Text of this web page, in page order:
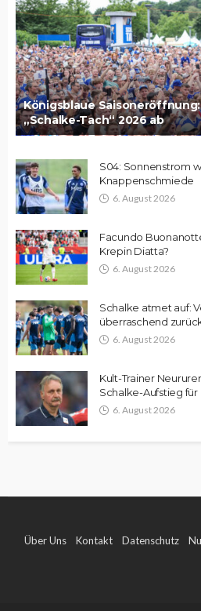
Königsblaue
„Schalke-Tach“ 2026 ab
S04: Sonnenstrom
Knappenschmiede
6. August 2026
Facundo
Krepin Diatta?
6. August 2026
Schalke atmet auf:
überraschend
6. August 2026
Kult-Trainer
Schalke-Aufstieg für
6. August 2026
Über Uns Kontakt Datenschutz